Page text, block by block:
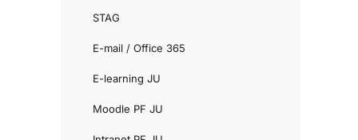
STAG
E-mail / Office 365
E-learning JU
Moodle PF JU